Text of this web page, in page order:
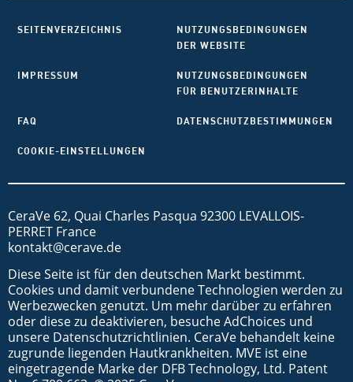
SEITENVERZEICHNIS
NUTZUNGSBEDINGUNGEN
DER WEBSITE
IMPRESSUM
NUTZUNGSBEDINGUNGEN
FÜR BENUTZERINHALTE
FAQ DATENSCHUTZBESTIMMUNGEN
COOKIE-EINSTELLUNGEN
CeraVe 62, Quai Charles Pasqua 92300 LEVALLOIS-
PERRET France
kontakt@cerave.de
Diese Seite ist für den deutschen Markt bestimmt.
Cookies und damit verbundene Technologien werden zu
Werbezwecken genutzt. Um mehr darüber zu erfahren
oder diese zu deaktivieren, besuche AdChoices und
unsere Datenschutzrichtlinien. CeraVe behandelt keine
zugrunde liegenden Hautkrankheiten. MVE ist eine
eingetragende Marke der DFB Technology, Ltd. Patent